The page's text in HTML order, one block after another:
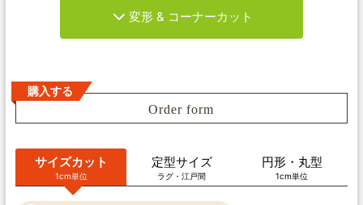
変形 & コーナーカット
購入する
Order form
サイズカット
1cm単位
定型サイズ
ラグ・江戸間
円形・丸型
1cm単位